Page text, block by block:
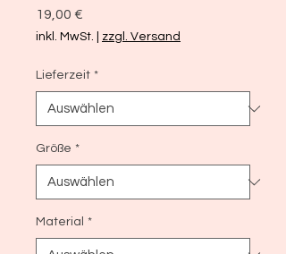
19,00 €
inkl. MwSt. zzgl. Versand
Lieferzeit *
Größe *
Material *